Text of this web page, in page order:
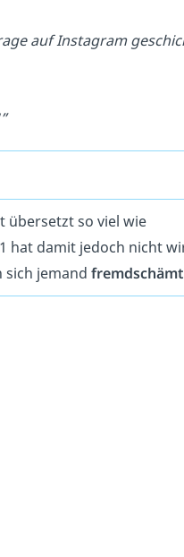
auf Instagram
übersetzt so viel wie
hat damit jedoch nicht
jemand fremdschämt